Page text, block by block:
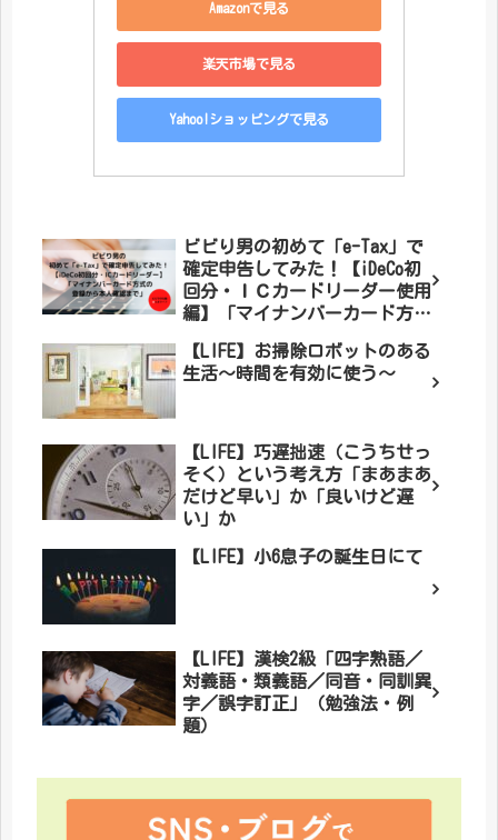
Amazonで見る
楽天市場で見る
Yahoo!ショッピングで見る
ビビり男の初めて「e-Tax」で
確定申告してみた！【iDeCo初
回分・ＩＣカードリーダー使用
編】「マイナンバーカード方式
【LIFE】お掃除ロボットのある
生活～時間を有効に使う～
【LIFE】巧遅拙速（こうちせっ
そく）という考え方「まあまあ
だけど早い」か「良いけど遅
い」か
【LIFE】小6息子の誕生日にて
【LIFE】漢検2級「四字熟語／
対義語・類義語／同音・同訓異
字／誤字訂正」（勉強法・例
題）